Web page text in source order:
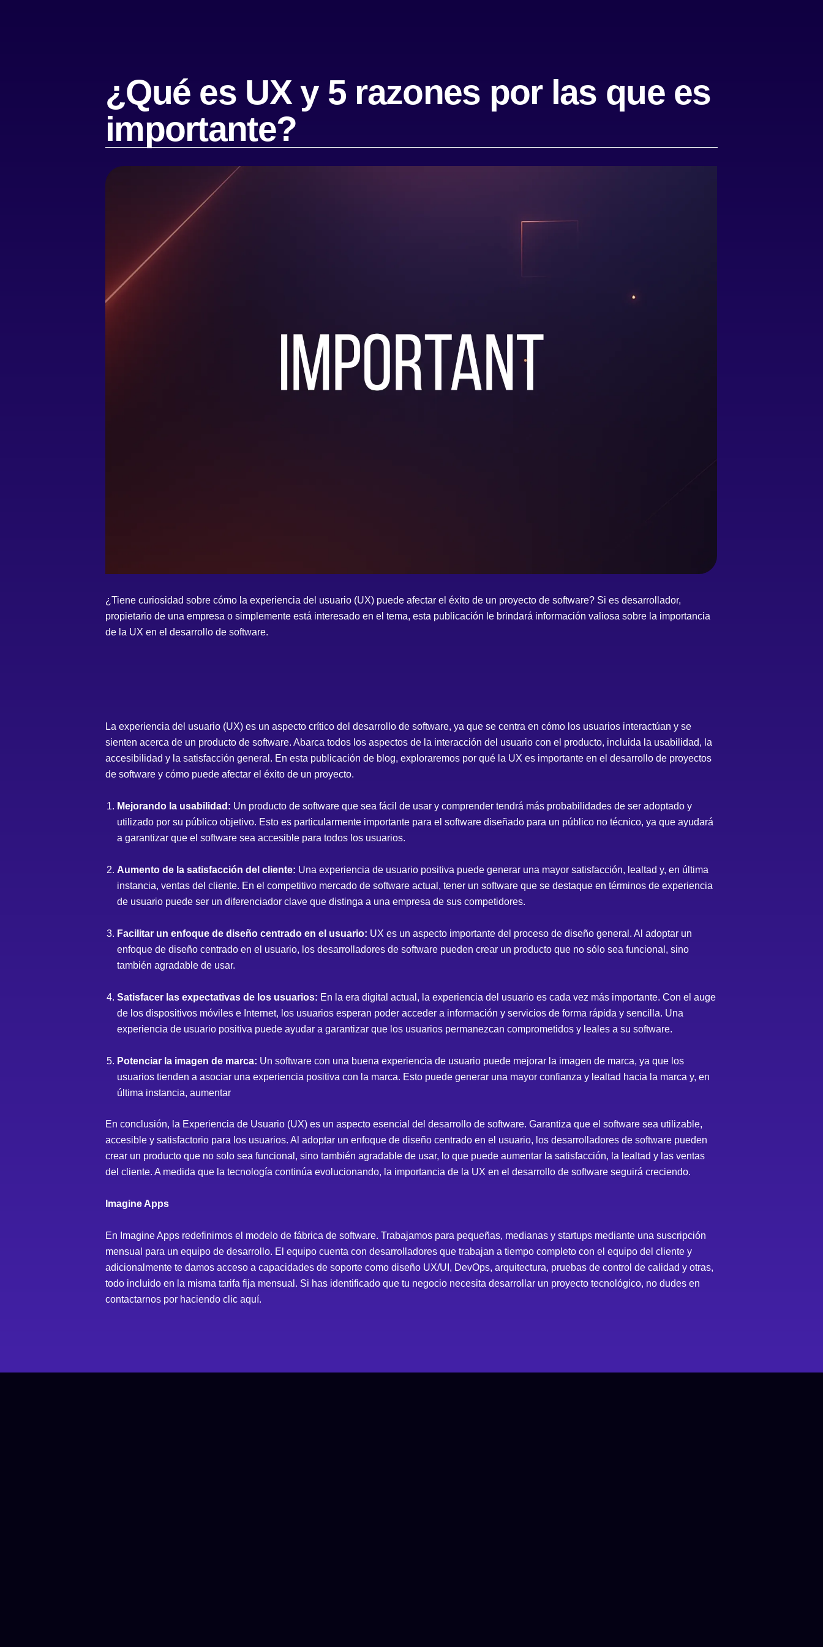
¿Qué es UX y 5 razones por las que es
importante?
¿Tiene curiosidad sobre cómo la experiencia del usuario (UX) puede afectar el éxito de un proyecto de software? Si es desarrollador,
propietario de una empresa o simplemente está interesado en el tema, esta publicación le brindará información valiosa sobre la importancia
de la UX en el desarrollo de software.
La experiencia del usuario (UX) es un aspecto crítico del desarrollo de software, ya que se centra en cómo los usuarios interactúan y se
sienten acerca de un producto de software. Abarca todos los aspectos de la interacción del usuario con el producto, incluida la usabilidad, la
accesibilidad y la satisfacción general. En esta publicación de blog, exploraremos por qué la UX es importante en el desarrollo de proyectos
de software y cómo puede afectar el éxito de un proyecto.
Mejorando la usabilidad: Un producto de software que sea fácil de usar y comprender tendrá más probabilidades de ser adoptado y
utilizado por su público objetivo. Esto es particularmente importante para el software diseñado para un público no técnico, ya que ayudará
a garantizar que el software sea accesible para todos los usuarios.
Aumento de la satisfacción del cliente: Una experiencia de usuario positiva puede generar una mayor satisfacción, lealtad y, en última
instancia, ventas del cliente. En el competitivo mercado de software actual, tener un software que se destaque en términos de experiencia
de usuario puede ser un diferenciador clave que distinga a una empresa de sus competidores.
Facilitar un enfoque de diseño centrado en el usuario: UX es un aspecto importante del proceso de diseño general. Al adoptar un
enfoque de diseño centrado en el usuario, los desarrolladores de software pueden crear un producto que no sólo sea funcional, sino
también agradable de usar.
Satisfacer las expectativas de los usuarios: En la era digital actual, la experiencia del usuario es cada vez más importante. Con el auge
de los dispositivos móviles e Internet, los usuarios esperan poder acceder a información y servicios de forma rápida y sencilla. Una
experiencia de usuario positiva puede ayudar a garantizar que los usuarios permanezcan comprometidos y leales a su software.
Potenciar la imagen de marca: Un software con una buena experiencia de usuario puede mejorar la imagen de marca, ya que los
usuarios tienden a asociar una experiencia positiva con la marca. Esto puede generar una mayor confianza y lealtad hacia la marca y, en
última instancia, aumentar
En conclusión, la Experiencia de Usuario (UX) es un aspecto esencial del desarrollo de software. Garantiza que el software sea utilizable,
accesible y satisfactorio para los usuarios. Al adoptar un enfoque de diseño centrado en el usuario, los desarrolladores de software pueden
crear un producto que no solo sea funcional, sino también agradable de usar, lo que puede aumentar la satisfacción, la lealtad y las ventas
del cliente. A medida que la tecnología continúa evolucionando, la importancia de la UX en el desarrollo de software seguirá creciendo.
Imagine Apps
En Imagine Apps redefinimos el modelo de fábrica de software. Trabajamos para pequeñas, medianas y startups mediante una suscripción
mensual para un equipo de desarrollo. El equipo cuenta con desarrolladores que trabajan a tiempo completo con el equipo del cliente y
adicionalmente te damos acceso a capacidades de soporte como diseño UX/UI, DevOps, arquitectura, pruebas de control de calidad y otras,
todo incluido en la misma tarifa fija mensual. Si has identificado que tu negocio necesita desarrollar un proyecto tecnológico, no dudes en
contactarnos por haciendo clic aquí.